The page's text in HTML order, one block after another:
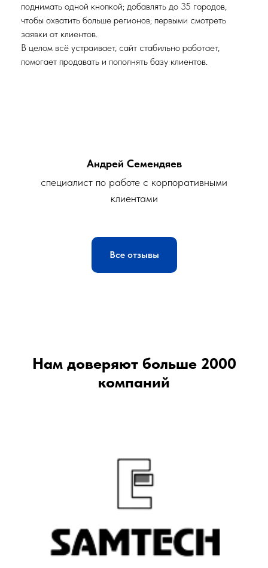
поднимать одной кнопкой; добавлять до 35 городов,
чтобы охватить больше регионов; первыми смотреть
заявки от клиентов.
В целом всё устраивает, сайт стабильно работает,
помогает продавать и пополнять базу клиентов.
Андрей Семендяев
специалист по работе с корпоративными
клиентами
Все отзывы
Нам доверяют больше 2000
компаний